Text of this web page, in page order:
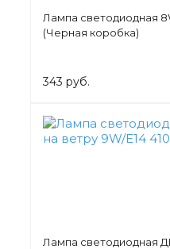
Лампа светодиодная
(Черная коробка)
343 руб.
Лампа светодиодная